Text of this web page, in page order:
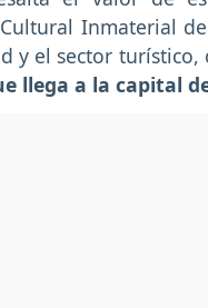
Inmaterial
y el sector
llega a la capital